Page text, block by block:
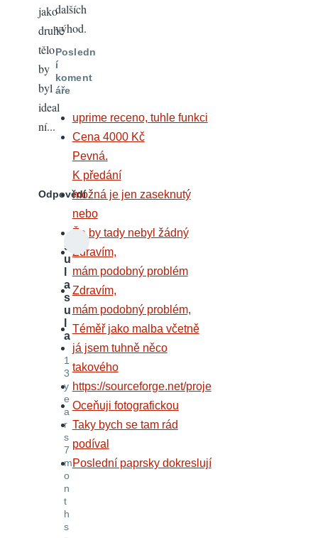
jako
druhé
tělo
by
byl
ideal
ní...
Odpovědí
s
u
a
s
u
a
1
3
y
e
a
r
s
7
m
o
n
t
h
s
dalších
výhod.
Posledn
í
koment
áře
uprime receno, tuhle funkci
Cena 4000 Kč
Pevná.
K předání
možná je jen zaseknutý
nebo
Že by tady nebyl žádný
Zdravím,
mám podobný problém
Zdravím,
mám podobný problém,
Téměř jako malba včetně
já jsem tuhně něco
takového
https://sourceforge.net/proje
Oceňuji fotografickou
Taky bych se tam rád
podíval
Poslední paprsky dokreslují